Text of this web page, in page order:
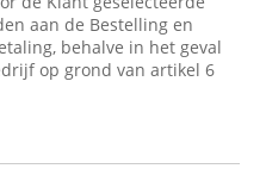
aan de Bestelling en
behalve in het geval
op grond van artikel 6